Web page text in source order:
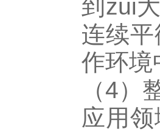
到zui
连续
作环境
（4
应用